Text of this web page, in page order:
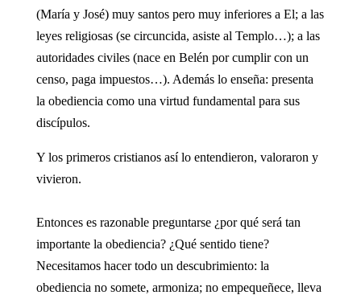
(María y José) muy santos pero muy inferiores a El; a las
leyes religiosas (se circuncida, asiste al Templo…); a las
autoridades civiles (nace en Belén por cumplir con un
censo, paga impuestos…). Además lo enseña: presenta
la obediencia como una virtud fundamental para sus
discípulos.
Y los primeros cristianos así lo entendieron, valoraron y
vivieron.
Entonces es razonable preguntarse ¿por qué será tan
importante la obediencia? ¿Qué sentido tiene?
Necesitamos hacer todo un descubrimiento: la
obediencia no somete, armoniza; no empequeñece, lleva